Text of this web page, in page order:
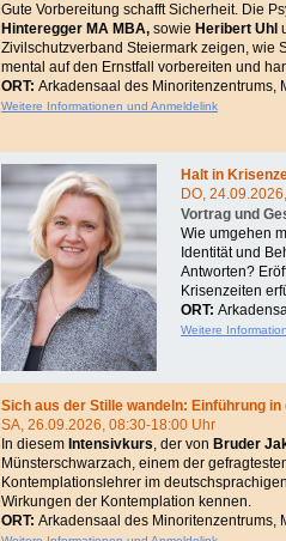
Gute Vorbereitung schafft Sicherheit. Die
Hinteregger MA MBA, sowie Heribert Uhl
Zivilschutzverband Steiermark zeigen, wie
mental auf den Ernstfall vorbereiten und
ORT: Arkadensaal des Minoritenzentrums,
Weitere Informationen und Anmeldelink
Halt in
DO,
Vortrag und
Wie umgehen
Identität und
Antworten?
Krisenzeiten
ORT:
Weitere
Sich aus der Stille wandeln: Einführung
SA, 26.09.2026, 08:30-18:00 Uhr
In diesem Intensivkurs, der von Bruder
Münsterschwarzach, einem der
Kontemplationslehrer im
Wirkungen der Kontemplation kennen.
ORT: Arkadensaal des Minoritenzentrums,